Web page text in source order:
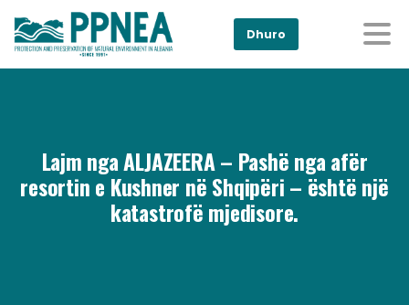
Dhuro
Lajm nga ALJAZEERA – Pashë nga afër
resortin e Kushner në Shqipëri – është një
katastrofë mjedisore.